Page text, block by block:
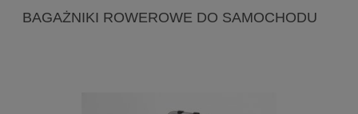
BAGAŻNIKI ROWEROWE DO SAMOCHODU